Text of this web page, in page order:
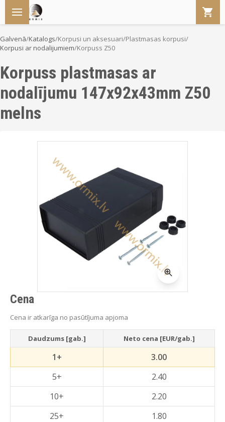
Galvenā/Katalogs/Korpusi un aksesuari/Plastmasas korpusi/
Korpusi ar nodalijumiem/Korpuss Z50
Korpuss plastmasas ar
nodalījumu 147x92x43mm Z50
melns
Cena
Cena ir atkarīga no pasūtījuma apjoma
Daudzums [gab.] Neto cena [EUR/gab.]
1+
3.00
5+
2.40
10+
2.20
25+
1.80